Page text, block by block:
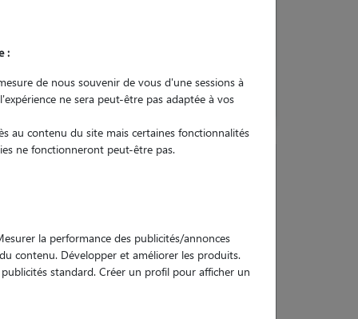
garanties
:
de nous souvenir de vous d'une sessions à
ne sera peut-être pas adaptée à vos
au contenu du site mais certaines fonctionnalités
ne fonctionneront peut-être pas.
la performance des publicités/annonces
contenu. Développer et améliorer les produits.
standard. Créer un profil pour afficher un